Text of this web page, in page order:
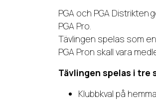
PGA och PGA
PGA Pro.
Tävlingen spelas som
PGA Pron skall vara
Tävlingen spelas i tre
Klubbkval på